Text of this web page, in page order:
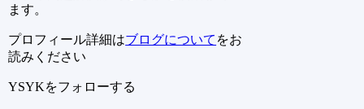
ます。
プロフィール詳細はブログについて をお
読みください
YSYKをフォローする